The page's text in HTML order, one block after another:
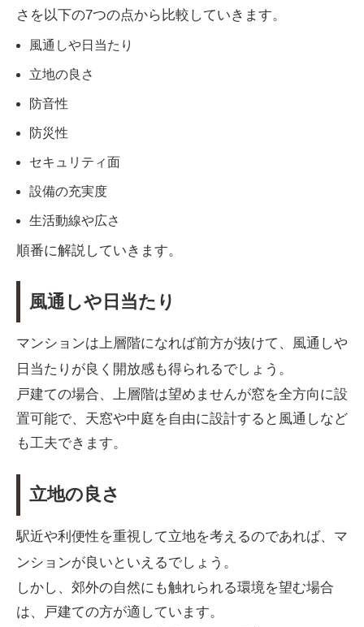
さを以下の7つの点から比較していきます。
風通しや日当たり
立地の良さ
防音性
防災性
セキュリティ面
設備の充実度
生活動線や広さ
順番に解説していきます。
風通しや日当たり
マンションは上層階になれば前方が抜けて、風通しや
日当たりが良く開放感も得られるでしょう。
戸建ての場合、上層階は望めませんが窓を全方向に設
置可能で、天窓や中庭を自由に設計すると風通しなど
も工夫できます。
立地の良さ
駅近や利便性を重視して立地を考えるのであれば、マ
ンションが良いといえるでしょう。
しかし、郊外の自然にも触れられる環境を望む場合
は、戸建ての方が適しています。